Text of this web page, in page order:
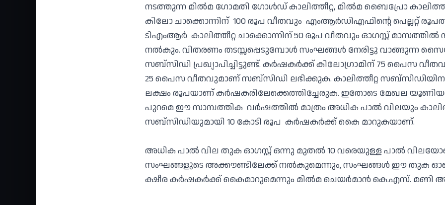
നടത്തുന്ന മില്‍മ ഗോമതി ഗോള്‍ഡ് കാലിത്തീറ്റ, മില്‍മ ബൈപ്രോ
കിലോ ചാക്കൊന്നിന് 100 രൂപ വീതവും എംആര്‍ഡിഎഫിന്റെ പെല്ലറ്റ്
ടിഎംആര്‍ കാലിത്തീറ്റ ചാക്കൊന്നിന് 50 രൂപ വീതവും ഓഗസ്റ്റ്
നല്‍കും. വിതരണം തടസ്സപ്പെടുമ്പോള്‍ സംഘങ്ങള്‍ നേരിട്ടു വാങ്ങുന്ന
സബ്‌സിഡി പ്രഖ്യാപിച്ചിട്ടുണ്ട്. കര്‍ഷകര്‍ക്ക് കിലോഗ്രാമിന് 75 പൈസ
25 പൈസ വീതവുമാണ് സബ്‌സിഡി ലഭിക്കുക. കാലിത്തീറ്റ
ലക്ഷം രൂപയാണ് കര്‍ഷകരിലേക്കെത്തിച്ചേരുക. ഇതോടെ മേഖല
പുറമെ ഈ സാമ്പത്തിക വർഷത്തിൽ മാത്രം അധിക പാൽ വിലയും
സബ്‌സിഡിയുമായി 10 കോടി രൂപ കർഷകർക്ക് കൈ മാറുകയാണ്.
അധിക പാല്‍ വില തുക ഓഗസ്റ്റ് ഒന്നു മുതല്‍ 10 വരെയുള്ള പാല്‍
സംഘങ്ങളുടെ അക്കൗണ്ടിലേക്ക് നല്‍കുമെന്നും, സംഘങ്ങള്‍ ഈ തുക
ക്ഷീര കര്‍ഷകര്‍ക്ക് കൈമാറുമെന്നും മില്‍മ ചെയര്‍മാന്‍ കെ.എസ്. മണി